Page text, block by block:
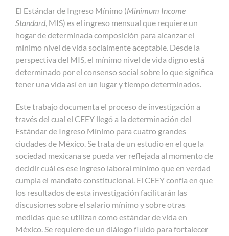
El Estándar de Ingreso Mínimo (Minimum Income
Standard, MIS) es el ingreso mensual que requiere un
hogar de determinada composición para alcanzar el
mínimo nivel de vida socialmente aceptable. Desde la
perspectiva del MIS, el mínimo nivel de vida digno está
determinado por el consenso social sobre lo que significa
tener una vida así en un lugar y tiempo determinados.
Este trabajo documenta el proceso de investigación a
través del cual el CEEY llegó a la determinación del
Estándar de Ingreso Mínimo para cuatro grandes
ciudades de México. Se trata de un estudio en el que la
sociedad mexicana se pueda ver reflejada al momento de
decidir cuál es ese ingreso laboral mínimo que en verdad
cumpla el mandato constitucional. El CEEY confía en que
los resultados de esta investigación facilitarán las
discusiones sobre el salario mínimo y sobre otras
medidas que se utilizan como estándar de vida en
México. Se requiere de un diálogo fluido para fortalecer